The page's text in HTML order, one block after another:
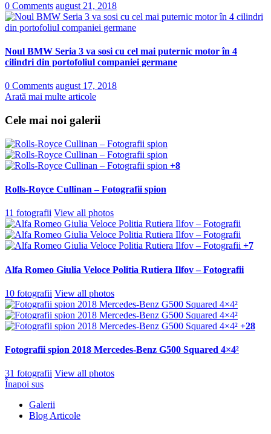
0 Comments august 21, 2018
Noul BMW Seria 3 va sosi cu cel mai puternic motor în 4
cilindri din portofoliul companiei germane
0 Comments august 17, 2018
Arată mai multe articole
Cele mai noi galerii
+8
Rolls-Royce Cullinan – Fotografii spion
11 fotografii View all photos
+7
Alfa Romeo Giulia Veloce Politia Rutiera Ilfov – Fotografii
10 fotografii View all photos
+28
Fotografii spion 2018 Mercedes-Benz G500 Squared 4×4²
31 fotografii View all photos
Înapoi sus
Galerii
Blog Articole